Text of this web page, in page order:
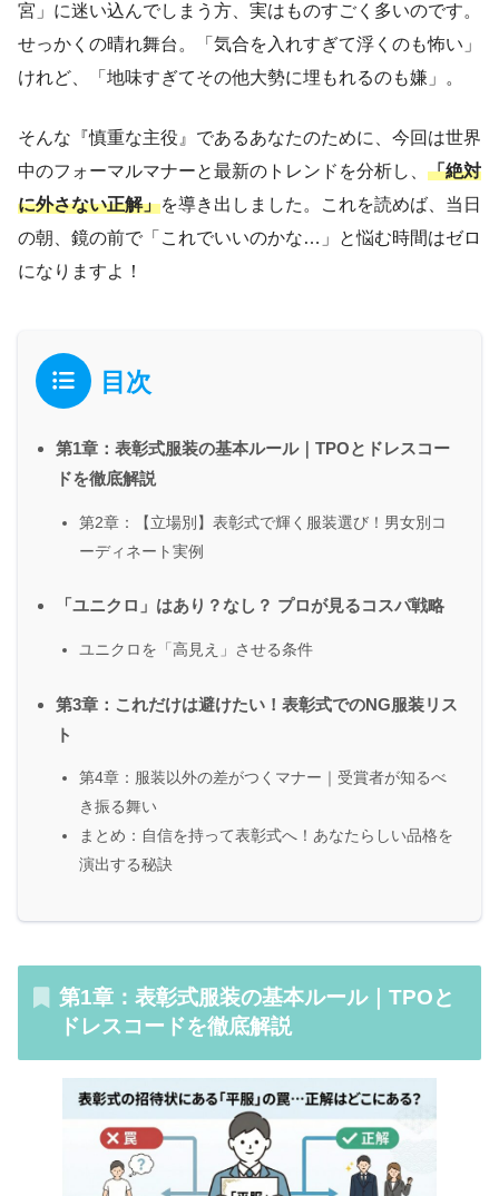
宮」に迷い込んでしまう方、実はものすごく多いのです。
せっかくの晴れ舞台。「気合を入れすぎて浮くのも怖い」
けれど、「地味すぎてその他大勢に埋もれるのも嫌」。
そんな『慎重な主役』であるあなたのために、今回は世界
中のフォーマルマナーと最新のトレンドを分析し、 「絶対
に外さない正解」を導き出しました。これを読めば、当日
の朝、鏡の前で「これでいいのかな…」と悩む時間はゼロ
になりますよ！
目次
第1章：表彰式服装の基本ルール｜TPOとドレスコー
ドを徹底解説
第2章：【立場別】表彰式で輝く服装選び！男女別コ
ーディネート実例
「ユニクロ」はあり？なし？ プロが見るコスパ戦略
ユニクロを「高見え」させる条件
第3章：これだけは避けたい！表彰式でのNG服装リス
ト
第4章：服装以外の差がつくマナー｜受賞者が知るべ
き振る舞い
まとめ：自信を持って表彰式へ！あなたらしい品格を
演出する秘訣
第1章：表彰式服装の基本ルール｜TPOと
ドレスコードを徹底解説